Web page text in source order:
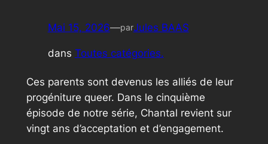
Mai 15, 2026—parJules BAAS
dans Toutes catégories.
Ces parents sont devenus les alliés de leur
progéniture queer. Dans le cinquième
épisode de notre série, Chantal revient sur
vingt ans d’acceptation et d’engagement.